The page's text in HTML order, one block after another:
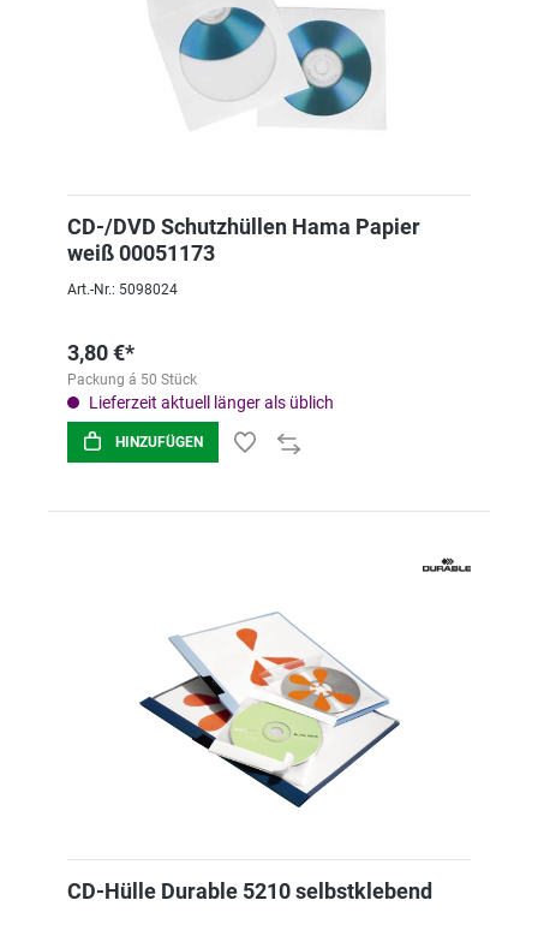
CD-/DVD Schutzhüllen Hama Papier
weiß 00051173
Art.-Nr.: 5098024
3,80 €*
Packung á 50 Stück
Lieferzeit aktuell länger als üblich
HINZUFÜGEN
CD-Hülle Durable 5210 selbstklebend